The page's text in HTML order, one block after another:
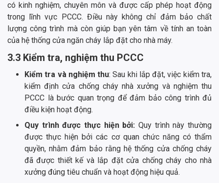
có kinh nghiệm, chuyên môn và được cấp phép hoạt động
trong lĩnh vực PCCC. Điều này không chỉ đảm bảo chất
lượng công trình mà còn giúp bạn yên tâm về tính an toàn
của hệ thống cửa ngăn cháy lắp đặt cho nhà máy.
3.3 Kiểm tra, nghiệm thu PCCC
Kiểm tra và nghiệm thu: Sau khi lắp đặt, việc kiểm tra,
kiểm định cửa chống cháy nhà xưởng và nghiệm thu
PCCC là bước quan trọng để đảm bảo công trình đủ
điều kiện hoạt động.
Quy trình được thực hiện bởi: Quy trình này thường
được thực hiện bởi các cơ quan chức năng có thẩm
quyền, nhằm đảm bảo rằng hệ thống cửa chống cháy
đã được thiết kế và lắp đặt cửa chống cháy cho nhà
xưởng đúng tiêu chuẩn và hoạt động hiệu quả.